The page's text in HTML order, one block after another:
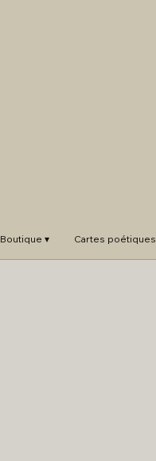
Boutique ▾ Cartes poétiques